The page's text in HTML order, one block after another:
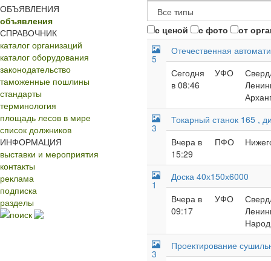
ОБЪЯВЛЕНИЯ
объявления
СПРАВОЧНИК
каталог организаций
каталог оборудования
законодательство
таможенные пошлины
стандарты
терминология
площадь лесов в мире
список должников
ИНФОРМАЦИЯ
выставки и мероприятия
контакты
реклама
подписка
разделы
поиск
с ценой с фото от
5
Отечественная
Сегодня
в 08:46
УФО
3
Токарный станок 165 ,
Вчера в
15:29
ПФО
1
Доска 40х150х6000
Вчера в
09:17
УФО
3
Проектирование